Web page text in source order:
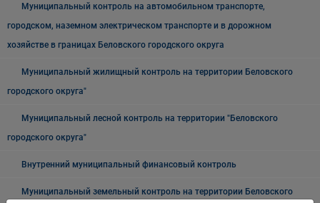
Муниципальный контроль на автомобильном транспорте,
городском, наземном электрическом транспорте и в дорожном
хозяйстве в границах Беловского городского округа
Муниципальный жилищный контроль на территории Беловского
городского округа"
Муниципальный лесной контроль на территории "Беловского
городского округа"
Внутренний муниципальный финансовый контроль
Муниципальный земельный контроль на территории Беловского